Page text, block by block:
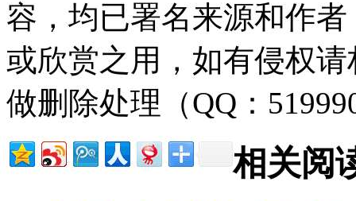
容，均已署名来源和作
或欣赏之用，如有侵权
做删除处理（QQ：
相关阅